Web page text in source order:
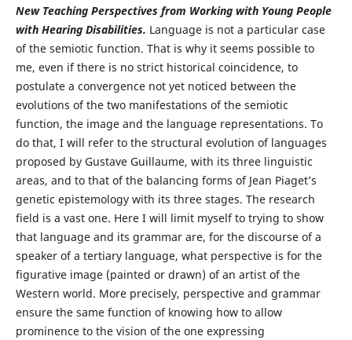
New Teaching Perspectives from Working with Young People
with Hearing Disabilities. Language is not a particular case
of the semiotic function. That is why it seems possible to
me, even if there is no strict historical coincidence, to
postulate a convergence not yet noticed between the
evolutions of the two manifestations of the semiotic
function, the image and the language representations. To
do that, I will refer to the structural evolution of languages
proposed by Gustave Guillaume, with its three linguistic
areas, and to that of the balancing forms of Jean Piaget’s
genetic epistemology with its three stages. The research
field is a vast one. Here I will limit myself to trying to show
that language and its grammar are, for the discourse of a
speaker of a tertiary language, what perspective is for the
figurative image (painted or drawn) of an artist of the
Western world. More precisely, perspective and grammar
ensure the same function of knowing how to allow
prominence to the vision of the one expressing